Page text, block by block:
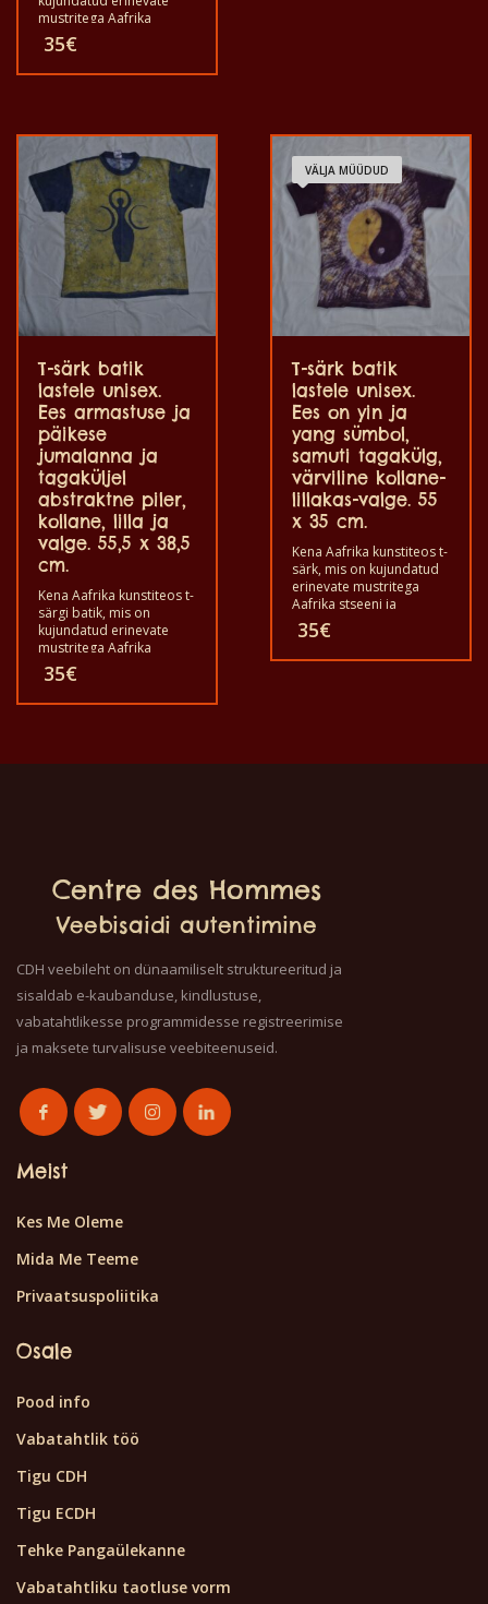
mustritega Aafrika
stseeni ja loomade
kohta. Kõik need T-särgid
on ainulaadsed. T-särgid
T-särke võib pesta
pesumasinas 40°C ja ei
anna värvi välja. T-särgid
on 100% puuvilla
kvaliteediga.
35€
T-särk batik
lastele unisex.
Ees armastuse ja
päikese
jumalanna ja
tagaküljel
abstraktne piler,
kollane, lilla ja
valge. 55,5 x 38,5
cm.
Kena Aafrika kunstiteos t-
särgi batik, mis on
kujundatud erinevate
mustritega Aafrika
stseeni ja loomade
kohta. Kõik need T-särgid
on ainulaadsed. T-särgid
T-särki võib pesta
35€
VÄLJA MÜÜDUD
T-särk batik
lastele unisex.
Ees on yin ja
yang sümbol,
samuti tagakülg,
värviline kollane-
lillakas-valge. 55
x 35 cm.
Kena Aafrika kunstiteos t-
särk, mis on kujundatud
erinevate mustritega
Aafrika stseeni ja
loomade kohta. Kõik
need t-särgid on
ainulaadsed. T-särk
juures. Ja ei anna värvi
35€
Centre des Hommes
Veebisaidi autentimine
CDH veebileht on dünaamiliselt struktureeritud ja
sisaldab e-kaubanduse, kindlustuse,
vabatahtlikesse programmidesse registreerimise
ja maksete turvalisuse veebiteenuseid.
Meist
Kes Me Oleme
Mida Me Teeme
Privaatsuspoliitika
Osale
Pood info
Vabatahtlik töö
Tigu CDH
Tigu ECDH
Tehke Pangaülekanne
Vabatahtliku taotluse vorm